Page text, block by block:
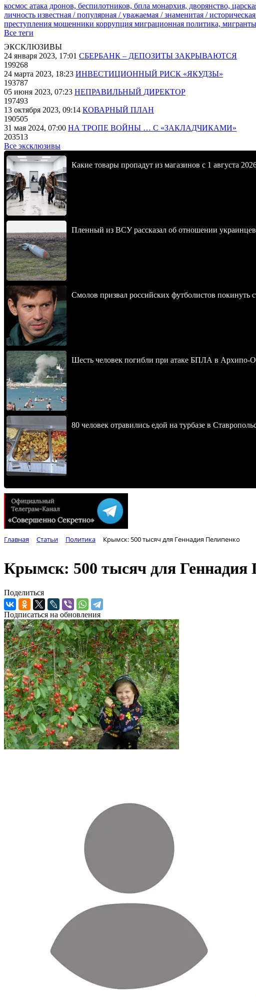
космос атака дронов, беспилотников, бпла монархия, дворянство,
личность известная / популярная / уважаемая / знаменитая / историческая
преступления мошенники коррупция миграционная политика, мигранты
Все теги
ЭКСКЛЮЗИВЫ
24 января 2023, 17:01 СБЕРБАНК – ДЕПОЗИТЫ ЗАКРЫВАЮТСЯ
199268
24 марта 2023, 18:23 ИНВЕСТИЦИОННЫЙ РИСК «ЯКУДЗЫ»
193787
05 июня 2023, 07:23 НЕПРАВИЛЬНЫЙ ДИРЕКТОР
197493
13 октября 2023, 09:14 КОВАРНЫЙ ПЛАН
190505
31 мая 2024, 07:00 НА ТРОПЕ ВОЙНЫ … С «ЗАКЛАДЧИКАМИ»
203513
Все эксклюзивы
Какие товары пропадут из магазинов с 1 августа
Пленный из ВСУ рассказал об отношении
Смолов призвал российских футболистов покинуть
Шесть человек погибли при атаке БПЛА в Архипо-
80 человек отравились едой на турбазе в
Главная Статьи Политика Крымск: 500 тысяч для Геннадия Пелипенко
Крымск: 500 тысяч для Геннадия
Поделиться
Подписаться на обновления